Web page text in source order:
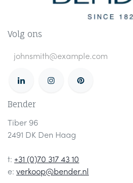
Volg ons
Bender
Tiber 96
2491 DK Den Haag
t: +31 (0)70 317 43 10
e: verkoop@bender.nl